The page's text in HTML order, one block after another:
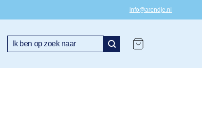
info@arendje.nl
Zoeken